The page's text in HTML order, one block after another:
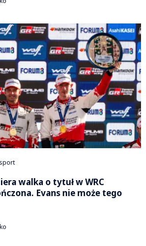
walka o tytuł w WRC
Evans nie może tego